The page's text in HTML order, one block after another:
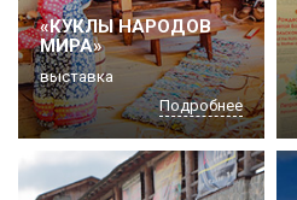
«КУКЛЫ НАРОДОВ
МИРА»
выставка
Подробнее